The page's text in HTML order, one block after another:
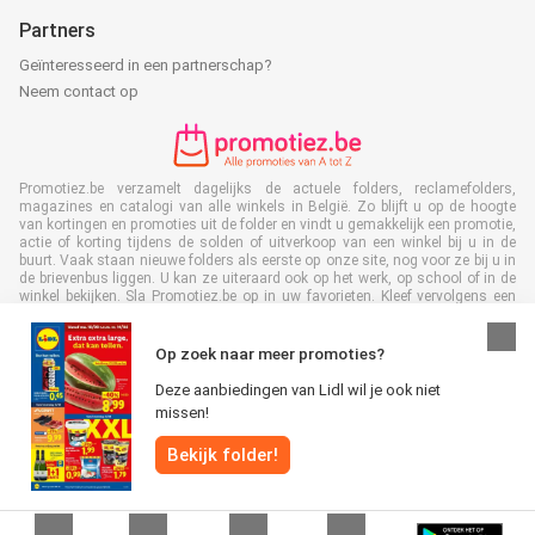
Op zoek naar meer promoties?
Deze aanbiedingen van Lidl wil je ook niet
missen!
Bekijk folder!
Partners
Geïnteresseerd in een partnerschap?
Neem contact op
Promotiez.be verzamelt dagelijks de actuele folders, reclamefolders,
magazines en catalogi van alle winkels in België. Zo blijft u op de hoogte
van kortingen en promoties uit de folder en vindt u gemakkelijk een promotie,
actie of korting tijdens de solden of uitverkoop van een winkel bij u in de
buurt. Vaak staan nieuwe folders als eerste op onze site, nog voor ze bij u in
de brievenbus liggen. U kan ze uiteraard ook op het werk, op school of in de
winkel bekijken. Sla Promotiez.be op in uw favorieten. Kleef vervolgens een
levert u met het lezen van digitale reclamefolders ook een bijdrage aan het
terugdringen van papierafval. Dus het is ook goed voor het milieu!
Alle rechten voorbehouden © Promotiez.be 2026 |